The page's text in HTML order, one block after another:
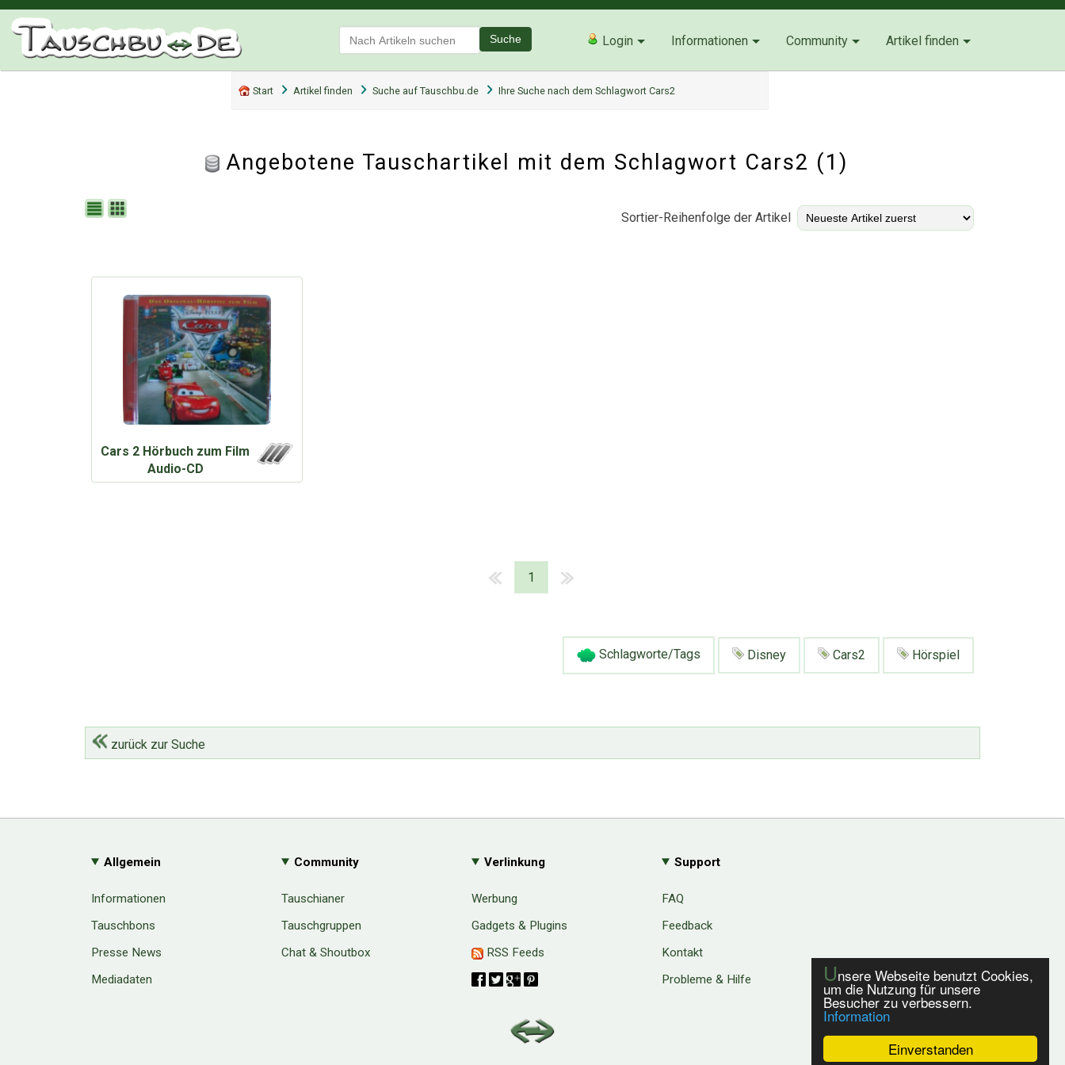
Einverstanden
Unsere Webseite benutzt Cookies,
um die Nutzung für unsere
Besucher zu verbessern.
Information
Suche Login Informationen Community Artikel finden
Start Artikel finden Suche auf Tauschbu.de Ihre Suche nach dem Schlagwort Cars2
Angebotene Tauschartikel mit dem Schlagwort Cars2 (1)
Sortier-Reihenfolge der Artikel
Cars 2 Hörbuch zum Film
Audio-CD
1
Schlagworte/Tags Disney Cars2 Hörspiel
zurück zur Suche
Allgemein
Informationen
Tauschbons
Presse News
Mediadaten
Community
Tauschianer
Tauschgruppen
Chat & Shoutbox
Verlinkung
Werbung
Gadgets & Plugins
RSS Feeds
Support
FAQ
Feedback
Kontakt
Probleme & Hilfe